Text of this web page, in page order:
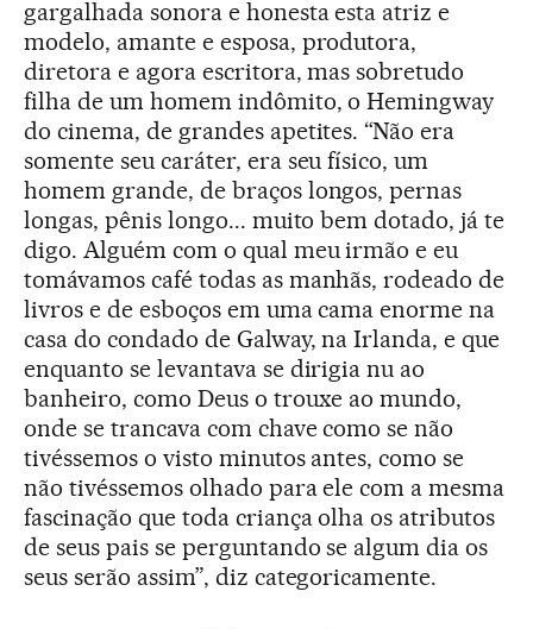
gargalhada sonora e honesta esta atriz e
modelo, amante e esposa, produtora,
diretora e agora escritora, mas sobretudo
filha de um homem indômito, o Hemingway
do cinema, de grandes apetites. “Não era
somente seu caráter, era seu físico, um
homem grande, de braços longos, pernas
longas, pênis longo... muito bem dotado, já te
digo. Alguém com o qual meu irmão e eu
tomávamos café todas as manhãs, rodeado de
livros e de esboços em uma cama enorme na
casa do condado de Galway, na Irlanda, e que
enquanto se levantava se dirigia nu ao
banheiro, como Deus o trouxe ao mundo,
onde se trancava com chave como se não
tivéssemos o visto minutos antes, como se
não tivéssemos olhado para ele com a mesma
fascinação que toda criança olha os atributos
de seus pais se perguntando se algum dia os
seus serão assim”, diz categoricamente.